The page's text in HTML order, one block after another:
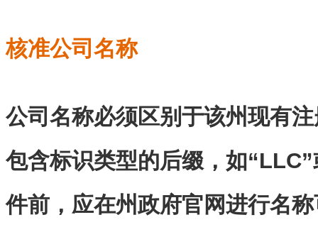
核准公司名称
公司名称必须区别于该州现有
包含标识类型的后缀，如
件前，应在州政府官网进行名